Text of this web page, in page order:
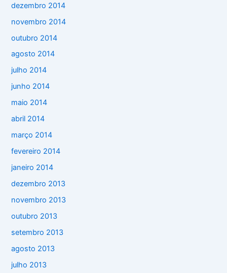
dezembro 2014
novembro 2014
outubro 2014
agosto 2014
julho 2014
junho 2014
maio 2014
abril 2014
março 2014
fevereiro 2014
janeiro 2014
dezembro 2013
novembro 2013
outubro 2013
setembro 2013
agosto 2013
julho 2013